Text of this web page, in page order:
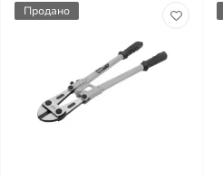
Продано